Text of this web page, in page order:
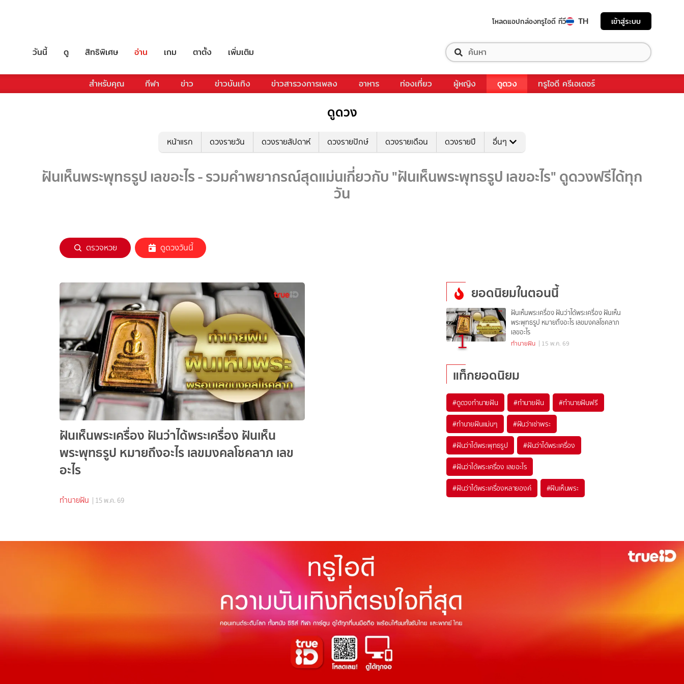
โหลดแอปกล่องทรูไอดี ทีวี TH เข้าสู่ระบบ
วันนี้ ดู สิทธิพิเศษ อ่าน เกม ตาตั้ง เพิ่มเติม
สำหรับคุณ กีฬา ข่าว ข่าวบันเทิง ข่าวสารวงการเพลง อาหาร ท่องเที่ยว ผู้หญิง ดูดวง ทรูไอดี ครีเอเตอร์
ดูดวง
หน้าแรก ดวงรายวัน ดวงรายสัปดาห์ ดวงรายปักษ์ ดวงรายเดือน ดวงรายปี อื่นๆ
ฝันเห็นพระพุทธรูป เลขอะไร - รวมคำพยากรณ์สุดแม่นเกี่ยวกับ "ฝันเห็นพระพุทธรูป เลขอะไร" ดูดวงฟรีได้ทุก
วัน
ตรวจหวย ดูดวงวันนี้
ฝันเห็นพระเครื่อง ฝันว่าได้พระเครื่อง ฝันเห็น
พระพุทธรูป หมายถึงอะไร เลขมงคลโชคลาภ เลข
อะไร
ทำนายฝัน | 15 พ.ค. 69
ยอดนิยมในตอนนี้
1
ฝันเห็นพระเครื่อง ฝันว่าได้พระเครื่อง ฝันเห็น
พระพุทธรูป หมายถึงอะไร เลขมงคลโชคลาภ
เลขอะไร
ทำนายฝัน | 15 พ.ค. 69
แท็กยอดนิยม
#ดูดวงทำนายฝัน #ทำนายฝัน #ทำนายฝันฟรี
#ทำนายฝันแม่นๆ #ฝันว่าเช่าพระ
#ฝันว่าได้พระพุทธรูป #ฝันว่าได้พระเครื่อง
#ฝันว่าได้พระเครื่อง เลขอะไร
#ฝันว่าได้พระเครื่องหลายองค์ #ฝันเห็นพระ